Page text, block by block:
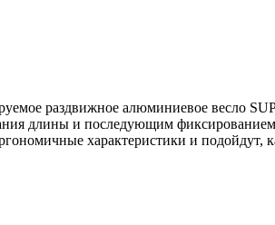
раздвижное алюминиевое весло
длины и последующим
характеристики и подойдут,